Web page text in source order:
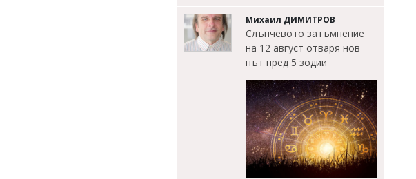
Михаил ДИМИТРОВ
Слънчевото затъмнение
на 12 август отваря нов
път пред 5 зодии